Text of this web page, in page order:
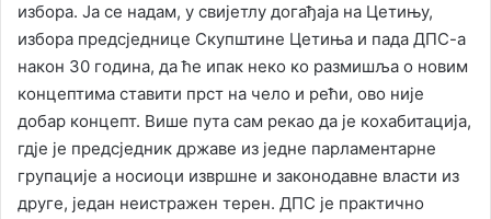
избора. Ја се надам, у свијетлу догађаја на Цетињу,
избора предсједнице Скупштине Цетиња и пада ДПС-а
након 30 година, да ће ипак неко ко размишља о новим
концептима ставити прст на чело и рећи, ово није
добар концепт. Више пута сам рекао да је кохабитација,
гдје је предсједник државе из једне парламентарне
групације а носиоци извршне и законодавне власти из
друге, један неистражен терен. ДПС је практично